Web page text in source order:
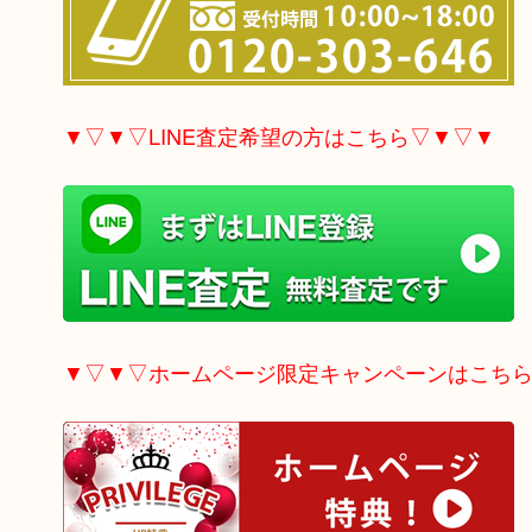
▼▽▼▽LINE査定希望の方はこちら▽▼▽▼
▼▽▼▽ホームページ限定キャンペーンはこ